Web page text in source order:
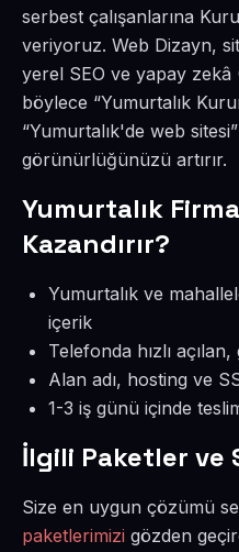
serbest çalışanlarına
veriyoruz. Web Dizayn,
yerel SEO ve yapay
böylece “Yumurtalık
“Yumurtalık'de web
görünürlüğünüzü artırır.
Yumurtalık
Kazandırır?
Yumurtalık ve
içerik
Telefonda hızlı
Alan adı, hosting ve
1-3 iş günü içinde
İlgili Paketler ve
Size en uygun çözümü
paketlerimizi gözden